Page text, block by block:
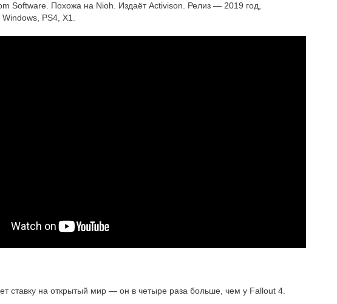
Software. Похожа на Nioh. Издаёт Activison. Релиз — 2019 год,
PS4, X1.
ставку на открытый мир — он в четыре раза больше, чем у Fallout 4.